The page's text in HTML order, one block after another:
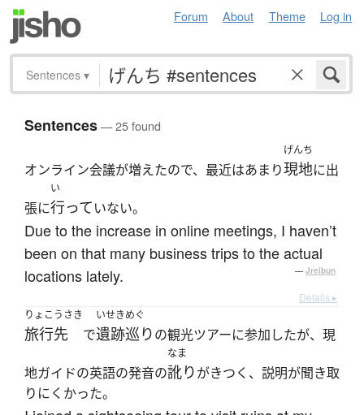
Forum About Theme Log in
Sentences ▾
Sentences— 25 found
オンライン会議が増えたので、最近はあまり
げんち
現地に出
張に
い
行っていない。
Due to the increase in online meetings, I haven’t
been on that many business trips to the actual
locations lately.
— Jreibun
Details ▸
りょこうさき
旅行先 で
いせきめぐ
遺跡巡りの観光ツアーに参加したが、現
地ガイドの英語の発音の
なま
訛りがきつく、説明が聞き取
りにくかった。